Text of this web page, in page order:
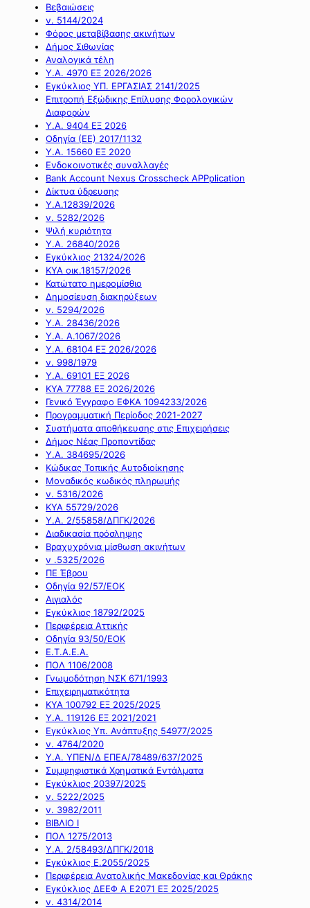
Βεβαιώσεις
ν. 5144/2024
Φόρος μεταβίβασης ακινήτων
Δήμος Σιθωνίας
Αναλογικά τέλη
Υ.Α. 4970 ΕΞ 2026/2026
Εγκύκλιος ΥΠ. ΕΡΓΑΣΙΑΣ 2141/2025
Επιτροπή Εξώδικης Επίλυσης Φορολογικών
Διαφορών
Υ.Α. 9404 ΕΞ 2026
Οδηγία (ΕΕ) 2017/1132
Υ.Α. 15660 ΕΞ 2020
Ενδοκοινοτικές συναλλαγές
Bank Account Nexus Crosscheck APPplication
Δίκτυα ύδρευσης
Υ.Α.12839/2026
ν. 5282/2026
Ψιλή κυριότητα
Υ.Α. 26840/2026
Εγκύκλιος 21324/2026
ΚΥΑ οικ.18157/2026
Κατώτατο ημερομίσθιο
Δημοσίευση διακηρύξεων
ν. 5294/2026
Υ.Α. 28436/2026
Υ.Α. Α.1067/2026
Υ.Α. 68104 ΕΞ 2026/2026
ν. 998/1979
Υ.Α. 69101 ΕΞ 2026
ΚΥΑ 77788 ΕΞ 2026/2026
Γενικό Έγγραφο ΕΦΚΑ 1094233/2026
Προγραμματική Περίοδος 2021-2027
Συστήματα αποθήκευσης στις Επιχειρήσεις
Δήμος Νέας Προποντίδας
Υ.Α. 384695/2026
Κώδικας Τοπικής Αυτοδιοίκησης
Μοναδικός κωδικός πληρωμής
ν. 5316/2026
ΚΥΑ 55729/2026
Υ.Α. 2/55858/ΔΠΓΚ/2026
Διαδικασία πρόσληψης
Βραχυχρόνια μίσθωση ακινήτων
ν .5325/2026
ΠΕ Έβρου
Οδηγία 92/57/ΕΟΚ
Αιγιαλός
Εγκύκλιος 18792/2025
Περιφέρεια Αττικής
Οδηγία 93/50/ΕΟΚ
Ε.Τ.Α.Ε.Α.
ΠΟΛ 1106/2008
Γνωμοδότηση ΝΣΚ 671/1993
Επιχειρηματικότητα
ΚΥΑ 100792 ΕΞ 2025/2025
Υ.Α. 119126 ΕΞ 2021/2021
Εγκύκλιος Υπ. Ανάπτυξης 54977/2025
ν. 4764/2020
Υ.Α. ΥΠΕΝ/Δ ΕΠΕΑ/78489/637/2025
Συμψηφιστικά Χρηματικά Εντάλματα
Εγκύκλιος 20397/2025
ν. 5222/2025
ν. 3982/2011
ΒΙΒΛΙΟ Ι
ΠΟΛ 1275/2013
Υ.Α. 2/58493/ΔΠΓΚ/2018
Εγκύκλιος Ε.2055/2025
Περιφέρεια Ανατολικής Μακεδονίας και Θράκης
Εγκύκλιος ΔΕΕΦ Α Ε2071 ΕΞ 2025/2025
ν. 4314/2014